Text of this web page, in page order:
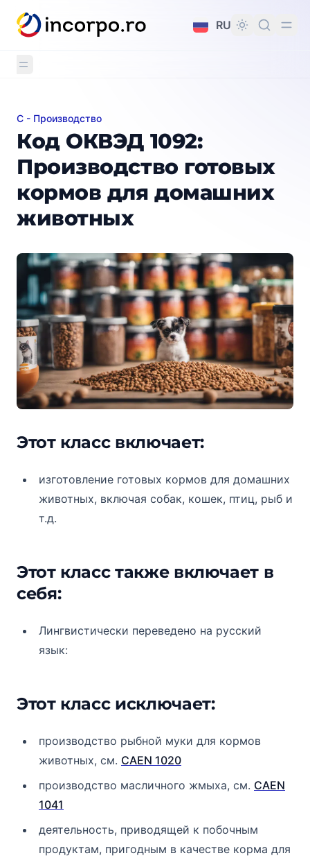
контенту
RU
Код ОКВЭД 1092: Производство готовых кормов
C - Производство
Код ОКВЭД 1092:
Производство готовых
кормов для домашних
животных
Этот класс включает:
изготовление готовых кормов для домашних
животных, включая собак, кошек, птиц, рыб и
т.д.
Этот класс также включает в
себя:
Лингвистически переведено на русский
язык:
Этот класс исключает:
производство рыбной муки для кормов
животных, см. CAEN 1020
производство масличного жмыха, см. CAEN
1041
деятельность, приводящей к побочным
продуктам, пригодным в качестве корма для